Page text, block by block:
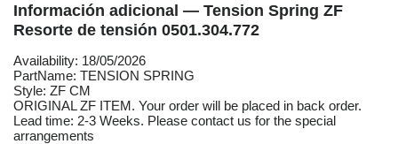
Información adicional — Tension Spring ZF
Resorte de tensión 0501.304.772
Availability: 18/05/2026
PartName: TENSION SPRING
Style: ZF CM
ORIGINAL ZF ITEM. Your order will be placed in back order.
Lead time: 2-3 Weeks. Please contact us for the special
arrangements